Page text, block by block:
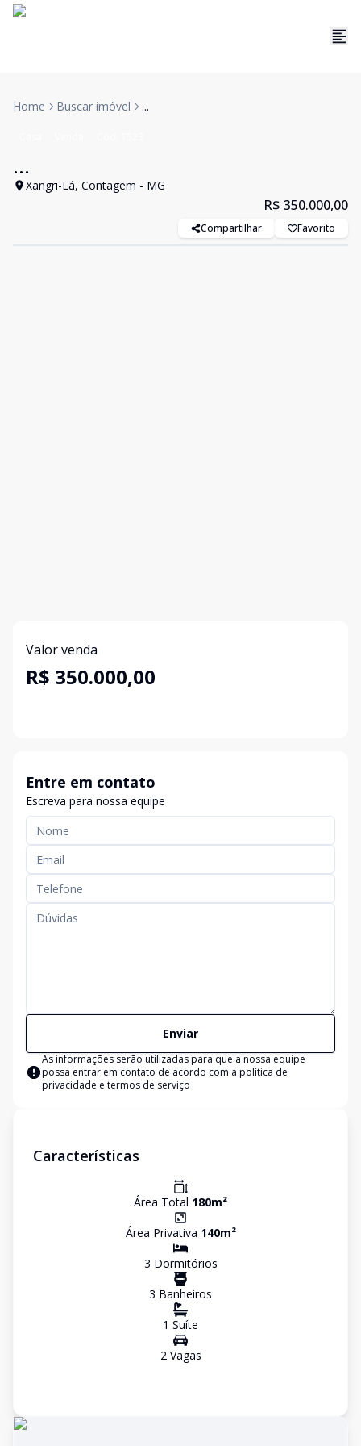
Home Buscar imóvel ...
...
Xangri-Lá, Contagem - MG
R$ 350.000,00
Compartilhar Favorito
Valor venda
R$ 350.000,00
Entre em contato
Escreva para nossa equipe
Enviar
As informações serão utilizadas para que a nossa equipe
possa entrar em contato de acordo com a política de
privacidade e termos de serviço
Características
Área Total 180m²
Área Privativa 140m²
3 Dormitórios
3 Banheiros
1 Suíte
2Vagas